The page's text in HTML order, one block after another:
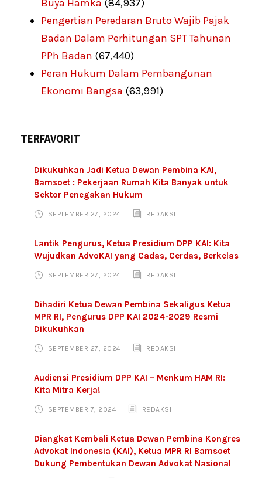
Buya Hamka (84,937)
Pengertian Peredaran Bruto Wajib Pajak
Badan Dalam Perhitungan SPT Tahunan
PPh Badan (67,440)
Peran Hukum Dalam Pembangunan
Ekonomi Bangsa (63,991)
TERFAVORIT
Dikukuhkan Jadi Ketua Dewan Pembina KAI,
Bamsoet : Pekerjaan Rumah Kita Banyak untuk
Sektor Penegakan Hukum
SEPTEMBER 27, 2024 REDAKSI
Lantik Pengurus, Ketua Presidium DPP KAI: Kita
Wujudkan AdvoKAI yang Cadas, Cerdas, Berkelas
SEPTEMBER 27, 2024 REDAKSI
Dihadiri Ketua Dewan Pembina Sekaligus Ketua
MPR RI, Pengurus DPP KAI 2024-2029 Resmi
Dikukuhkan
SEPTEMBER 27, 2024 REDAKSI
Audiensi Presidium DPP KAI – Menkum HAM RI:
Kita Mitra Kerja!
SEPTEMBER 7, 2024 REDAKSI
Diangkat Kembali Ketua Dewan Pembina Kongres
Advokat Indonesia (KAI), Ketua MPR RI Bamsoet
Dukung Pembentukan Dewan Advokat Nasional